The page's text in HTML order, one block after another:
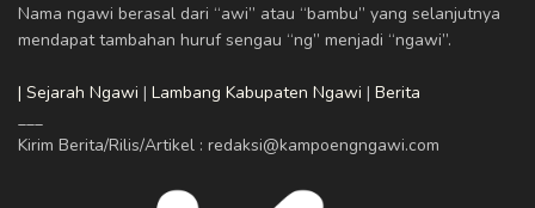
Nama ngawi berasal dari “awi” atau “bambu” yang selanjutnya
mendapat tambahan huruf sengau “ng” menjadi “ngawi”.
| Sejarah Ngawi | Lambang Kabupaten Ngawi | Berita
___
Kirim Berita/Rilis/Artikel : redaksi@kampoengngawi.com